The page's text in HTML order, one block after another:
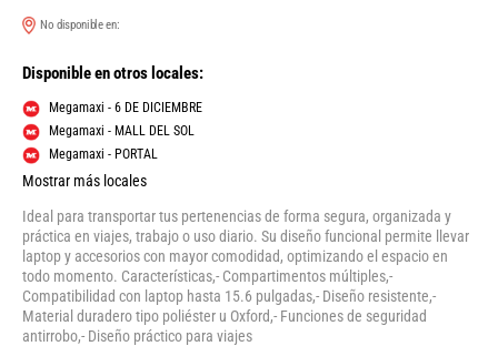
No disponible en:
Disponible en otros locales:
Megamaxi - 6 DE DICIEMBRE
Megamaxi - MALL DEL SOL
Megamaxi - PORTAL
Mostrar más locales
Ideal para transportar tus pertenencias de forma segura, organizada y
práctica en viajes, trabajo o uso diario. Su diseño funcional permite llevar
laptop y accesorios con mayor comodidad, optimizando el espacio en
todo momento. Características,- Compartimentos múltiples,-
Compatibilidad con laptop hasta 15.6 pulgadas,- Diseño resistente,-
Material duradero tipo poliéster u Oxford,- Funciones de seguridad
antirrobo,- Diseño práctico para viajes